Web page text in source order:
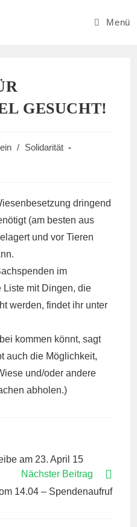
Menü
GESUCHT!
/
Solidarität
dringend
(am besten aus
und vor Tieren
im
Liste mit Dingen, die
werden, findet ihr unter
kommen könnt, sagt
auch die Möglichkeit,
und/oder andere
abholen.)
am 23. April 15
Nächster Beitrag
14.04 – Spendenaufruf